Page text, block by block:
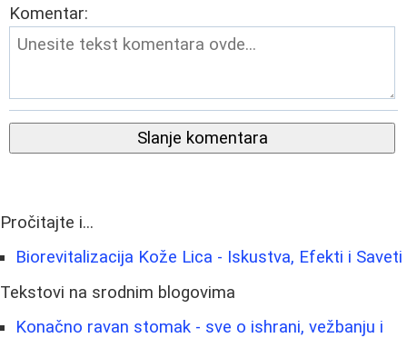
Komentar:
Slanje komentara
Pročitajte i...
Biorevitalizacija Kože Lica - Iskustva, Efekti i Saveti
Tekstovi na srodnim blogovima
Konačno ravan stomak - sve o ishrani, vežbanju i